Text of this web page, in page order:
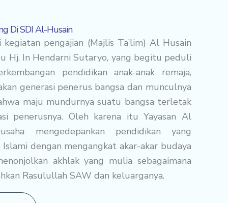
Di SDI Al-Husain
pengajian (Majlis Ta’lim) Al Husain
Hj. In Hendarni Sutaryo, yang begitu peduli
pendidikan anak-anak remaja,
generasi penerus bangsa dan munculnya
maju mundurnya suatu bangsa terletak
penerusnya. Oleh karena itu Yayasan Al
mengedepankan pendidikan yang
dengan mengangkat akar-akar budaya
akhlak yang mulia sebagaimana
Rasulullah SAW dan keluarganya.